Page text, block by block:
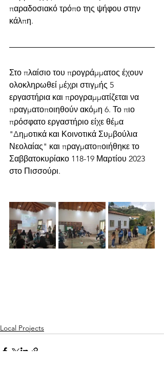
παραδοσιακό τρόπο της ψήφου στην
κάλπη.
Στο πλαίσιο του προγράμματος έχουν
ολοκληρωθεί μέχρι στιγμής 5
εργαστήρια και προγραμματίζεται να
πραγματοποιηθούν ακόμη 6. Το πιο
πρόσφατο εργαστήριο είχε θέμα
"Δημοτικά και Κοινοτικά Συμβούλια
Νεολαίας" και πραγματοποιήθηκε το
Σαββατοκυρίακο 118-19 Μαρτίου 2023
στο Πισσούρι.
Local Projects